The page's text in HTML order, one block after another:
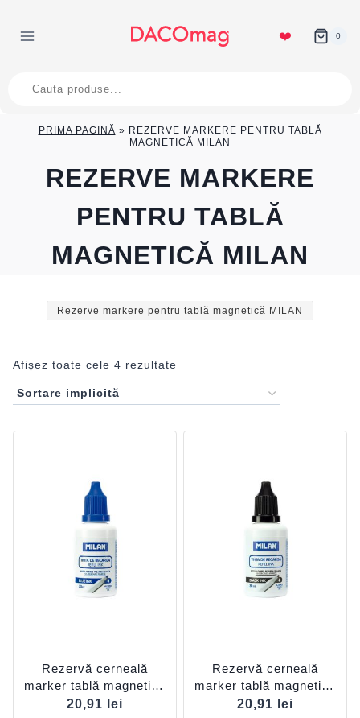
content
❤️ 0
search
PRIMA PAGINĂ » REZERVE MARKERE PENTRU TABLĂ
MAGNETICĂ MILAN
REZERVE MARKERE
PENTRU TABLĂ
MAGNETICĂ MILAN
Afișez toate cele 4 rezultate
Rezervă cerneală
marker tablă magnetică
Albastru MILAN
20,91 lei
Rezervă cerneală
marker tablă magnetică
Negru MILAN
20,91 lei
Rezerve markere pentru tablă magnetică MILAN